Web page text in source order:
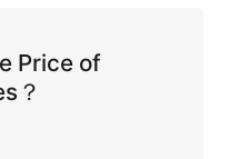
Price of
？